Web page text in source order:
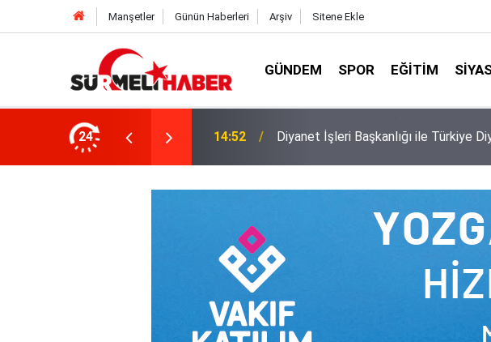
Manşetler Günün Haberleri Arşiv Sitene Ekle
GÜNDEM SPOR EĞITIM
24
okurlarıyla buluştu 14:52 Diyanet İşleri Başkanlığı ile Türkiye